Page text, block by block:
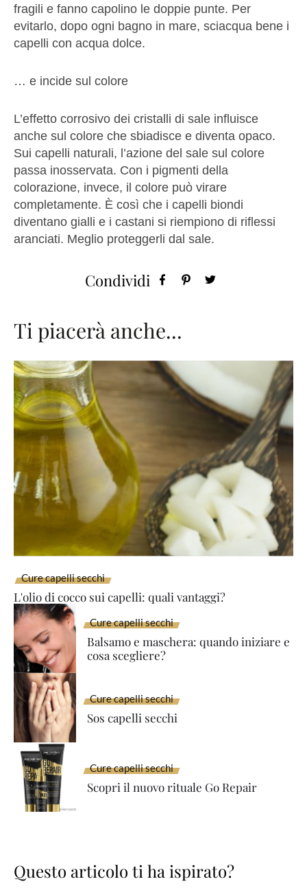
fragili e fanno capolino le doppie punte. Per
evitarlo, dopo ogni bagno in mare, sciacqua bene i
capelli con acqua dolce.
… e incide sul colore
L’effetto corrosivo dei cristalli di sale influisce
anche sul colore che sbiadisce e diventa opaco.
Sui capelli naturali, l’azione del sale sul colore
passa inosservata. Con i pigmenti della
colorazione, invece, il colore può virare
completamente. È così che i capelli biondi
diventano gialli e i castani si riempiono di riflessi
aranciati. Meglio proteggerli dal sale.
Condividi
Ti piacerà anche...
Cure capelli secchi
L'olio di cocco sui capelli: quali vantaggi?
Cure capelli secchi
Balsamo e maschera: quando iniziare e
cosa scegliere?
Cure capelli secchi
Sos capelli secchi
Cure capelli secchi
Scopri il nuovo rituale Go Repair
Questo articolo ti ha ispirato?